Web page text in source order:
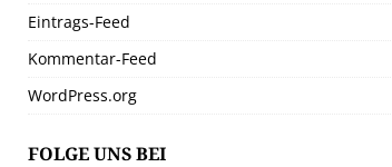
Eintrags-Feed
Kommentar-Feed
WordPress.org
FOLGE UNS BEI